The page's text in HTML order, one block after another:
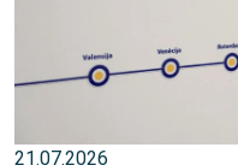
21.07.2026